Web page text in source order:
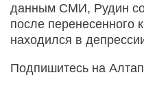
данным СМИ, Рудин
после перенесенного
находился в
Подпишитесь на